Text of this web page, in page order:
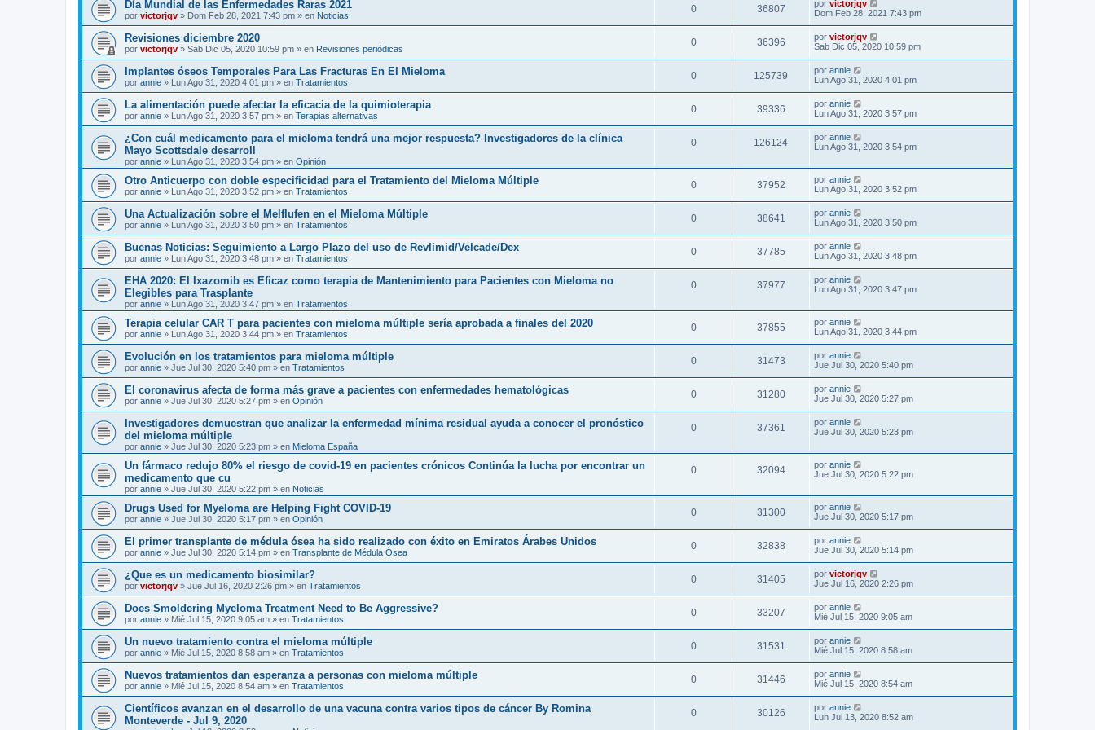
Día Mundial de las Enfermedades Raras 2021
por victorjqv » Dom Feb 28, 2021 7:43 pm » en Noticias
0 36807 por victorjqv
Dom Feb 28, 2021 7:43 pm
Revisiones diciembre 2020
por victorjqv » Sab Dic 05, 2020 10:59 pm » en Revisiones periódicas
0 36396 por victorjqv
Sab Dic 05, 2020 10:59 pm
Implantes óseos Temporales Para Las Fracturas En El Mieloma
por annie » Lun Ago 31, 2020 4:01 pm » en Tratamientos
0 125739 por annie
Lun Ago 31, 2020 4:01 pm
La alimentación puede afectar la eficacia de la quimioterapia
por annie » Lun Ago 31, 2020 3:57 pm » en Terapias alternativas
0 39336 por annie
Lun Ago 31, 2020 3:57 pm
¿Con cuál medicamento para el mieloma tendrá una mejor respuesta? Investigadores de la clínica
Mayo Scottsdale desarroll
por annie » Lun Ago 31, 2020 3:54 pm » en Opinión
0 126124 por annie
Lun Ago 31, 2020 3:54 pm
Otro Anticuerpo con doble especificidad para el Tratamiento del Mieloma Múltiple
por annie » Lun Ago 31, 2020 3:52 pm » en Tratamientos
0 37952 por annie
Lun Ago 31, 2020 3:52 pm
Una Actualización sobre el Melflufen en el Mieloma Múltiple
por annie » Lun Ago 31, 2020 3:50 pm » en Tratamientos
0 38641 por annie
Lun Ago 31, 2020 3:50 pm
Buenas Noticias: Seguimiento a Largo Plazo del uso de Revlimid/Velcade/Dex
por annie » Lun Ago 31, 2020 3:48 pm » en Tratamientos
0 37785 por annie
Lun Ago 31, 2020 3:48 pm
EHA 2020: El Ixazomib es Eficaz como terapia de Mantenimiento para Pacientes con Mieloma no
Elegibles para Trasplante
por annie » Lun Ago 31, 2020 3:47 pm » en Tratamientos
0 37977 por annie
Lun Ago 31, 2020 3:47 pm
Terapia celular CAR T para pacientes con mieloma múltiple sería aprobada a finales del 2020
por annie » Lun Ago 31, 2020 3:44 pm » en Tratamientos
0 37855 por annie
Lun Ago 31, 2020 3:44 pm
Evolución en los tratamientos para mieloma múltiple
por annie » Jue Jul 30, 2020 5:40 pm » en Tratamientos
0 31473 por annie
Jue Jul 30, 2020 5:40 pm
El coronavirus afecta de forma más grave a pacientes con enfermedades hematológicas
por annie » Jue Jul 30, 2020 5:27 pm » en Opinión
0 31280 por annie
Jue Jul 30, 2020 5:27 pm
Investigadores demuestran que analizar la enfermedad mínima residual ayuda a conocer el pronóstico
del mieloma múltiple
por annie » Jue Jul 30, 2020 5:23 pm » en Mieloma España
0 37361 por annie
Jue Jul 30, 2020 5:23 pm
Un fármaco redujo 80% el riesgo de covid-19 en pacientes crónicos Continúa la lucha por encontrar un
medicamento que cu
por annie » Jue Jul 30, 2020 5:22 pm » en Noticias
0 32094 por annie
Jue Jul 30, 2020 5:22 pm
Drugs Used for Myeloma are Helping Fight COVID-19
por annie » Jue Jul 30, 2020 5:17 pm » en Opinión
0 31300 por annie
Jue Jul 30, 2020 5:17 pm
El primer transplante de médula ósea ha sido realizado con éxito en Emiratos Árabes Unidos
por annie » Jue Jul 30, 2020 5:14 pm » en Transplante de Médula Ósea
0 32838 por annie
Jue Jul 30, 2020 5:14 pm
¿Que es un medicamento biosimilar?
por victorjqv » Jue Jul 16, 2020 2:26 pm » en Tratamientos
0 31405 por victorjqv
Jue Jul 16, 2020 2:26 pm
Does Smoldering Myeloma Treatment Need to Be Aggressive?
por annie » Mié Jul 15, 2020 9:05 am » en Tratamientos
0 33207 por annie
Mié Jul 15, 2020 9:05 am
Un nuevo tratamiento contra el mieloma múltiple
por annie » Mié Jul 15, 2020 8:58 am » en Tratamientos
0 31531 por annie
Mié Jul 15, 2020 8:58 am
Nuevos tratamientos dan esperanza a personas con mieloma múltiple
por annie » Mié Jul 15, 2020 8:54 am » en Tratamientos
0 31446 por annie
Mié Jul 15, 2020 8:54 am
Científicos avanzan en el desarrollo de una vacuna contra varios tipos de cáncer By Romina
Monteverde - Jul 9, 2020
0 30126 por annie
Lun Jul 13, 2020 8:52 am